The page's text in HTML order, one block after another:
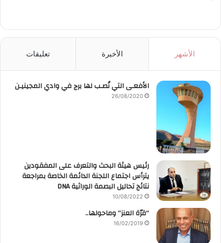
الأشهر الأخيرة تعليقات
الأفعـى التي نُصـب لها برج في وادي المجينيـن
26/08/2020
رئيس هيئة البحث والتعرف على المفقودين
يترأس اجتماع اللجنة الدائمة الخاصة بمراجعة
نتائج تحاليل البصمة الوراثية DNA
10/08/2022
“قرّة العنز” وماحولها..
16/02/2019